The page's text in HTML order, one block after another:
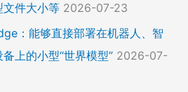
件大小等 2026-07-23
：能够直接部署在机器人、智
上的小型“世界模型” 2026-07-